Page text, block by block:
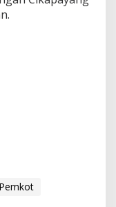
Pemkot